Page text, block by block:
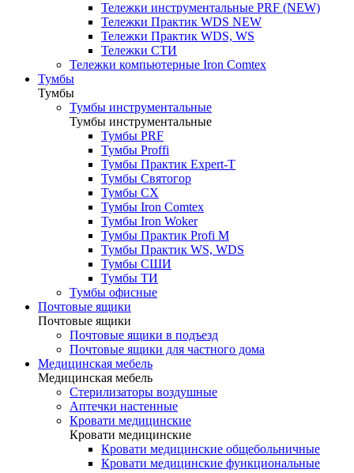
Тележки инструментальные PRF (NEW)
Тележки Практик WDS NEW
Тележки Практик WDS, WS
Тележки СТИ
Тележки компьютерные Iron Comtex
Тумбы
Тумбы
Тумбы инструментальные
Тумбы инструментальные
Тумбы PRF
Тумбы Proffi
Тумбы Практик Expert-T
Тумбы Святогор
Тумбы CX
Тумбы Iron Comtex
Тумбы Iron Woker
Тумбы Практик Profi M
Тумбы Практик WS, WDS
Тумбы СШИ
Тумбы ТИ
Тумбы офисные
Почтовые ящики
Почтовые ящики
Почтовые ящики в подъезд
Почтовые ящики для частного дома
Медицинская мебель
Медицинская мебель
Стерилизаторы воздушные
Аптечки настенные
Кровати медицинские
Кровати медицинские
Кровати медицинские общебольничные
Кровати медицинские функциональные